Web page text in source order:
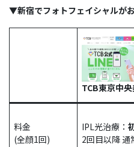
▼新宿でフォトフェイシャルが
TCB東京中
料金
(全顔1回)
IPL光治療：
2回目以降